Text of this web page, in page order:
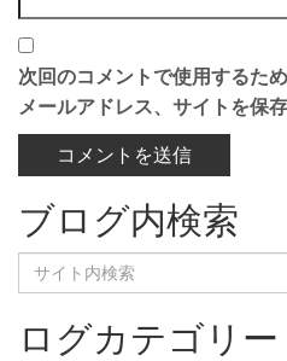
次回のコメントで使用するた
メールアドレス、サイトを保存
ブログ内検索
ログカテゴリー